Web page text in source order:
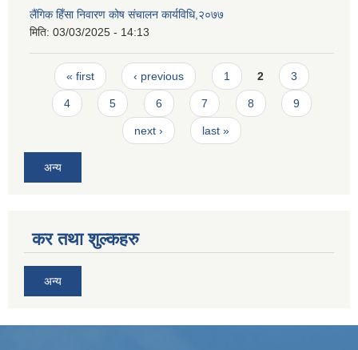
लैंगिक हिँसा निवारण कोष संचालन कार्यविधि,२०७७
मिति: 03/03/2025 - 14:13
Pages
« first ‹ previous 1 2 3
4 5 6 7 8 9
next › last »
अन्य
कर तथा शुल्कहरु
अन्य